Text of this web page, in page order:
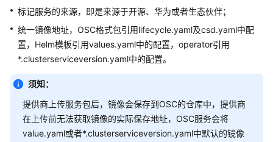
产
品
介
绍
使
用
者
指
标记服务的来源，即是来源于开源、华为或者生态伙伴；
统一镜像地址，OSC格式包引用lifecycle.yaml及csd.yaml中配
置，Helm模板引用values.yaml中的配置，operator引用
*.clusterserviceversion.yaml中的配置。
须知：
提供商上传服务包后，镜像会保存到OSC的仓库中，提供商
在上传前无法获取镜像的实际保存地址，OSC服务会将
value.yaml或者*.clusterserviceversion.yaml中默认的镜像